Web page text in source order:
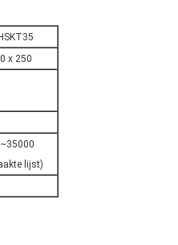
x 250
lijst)